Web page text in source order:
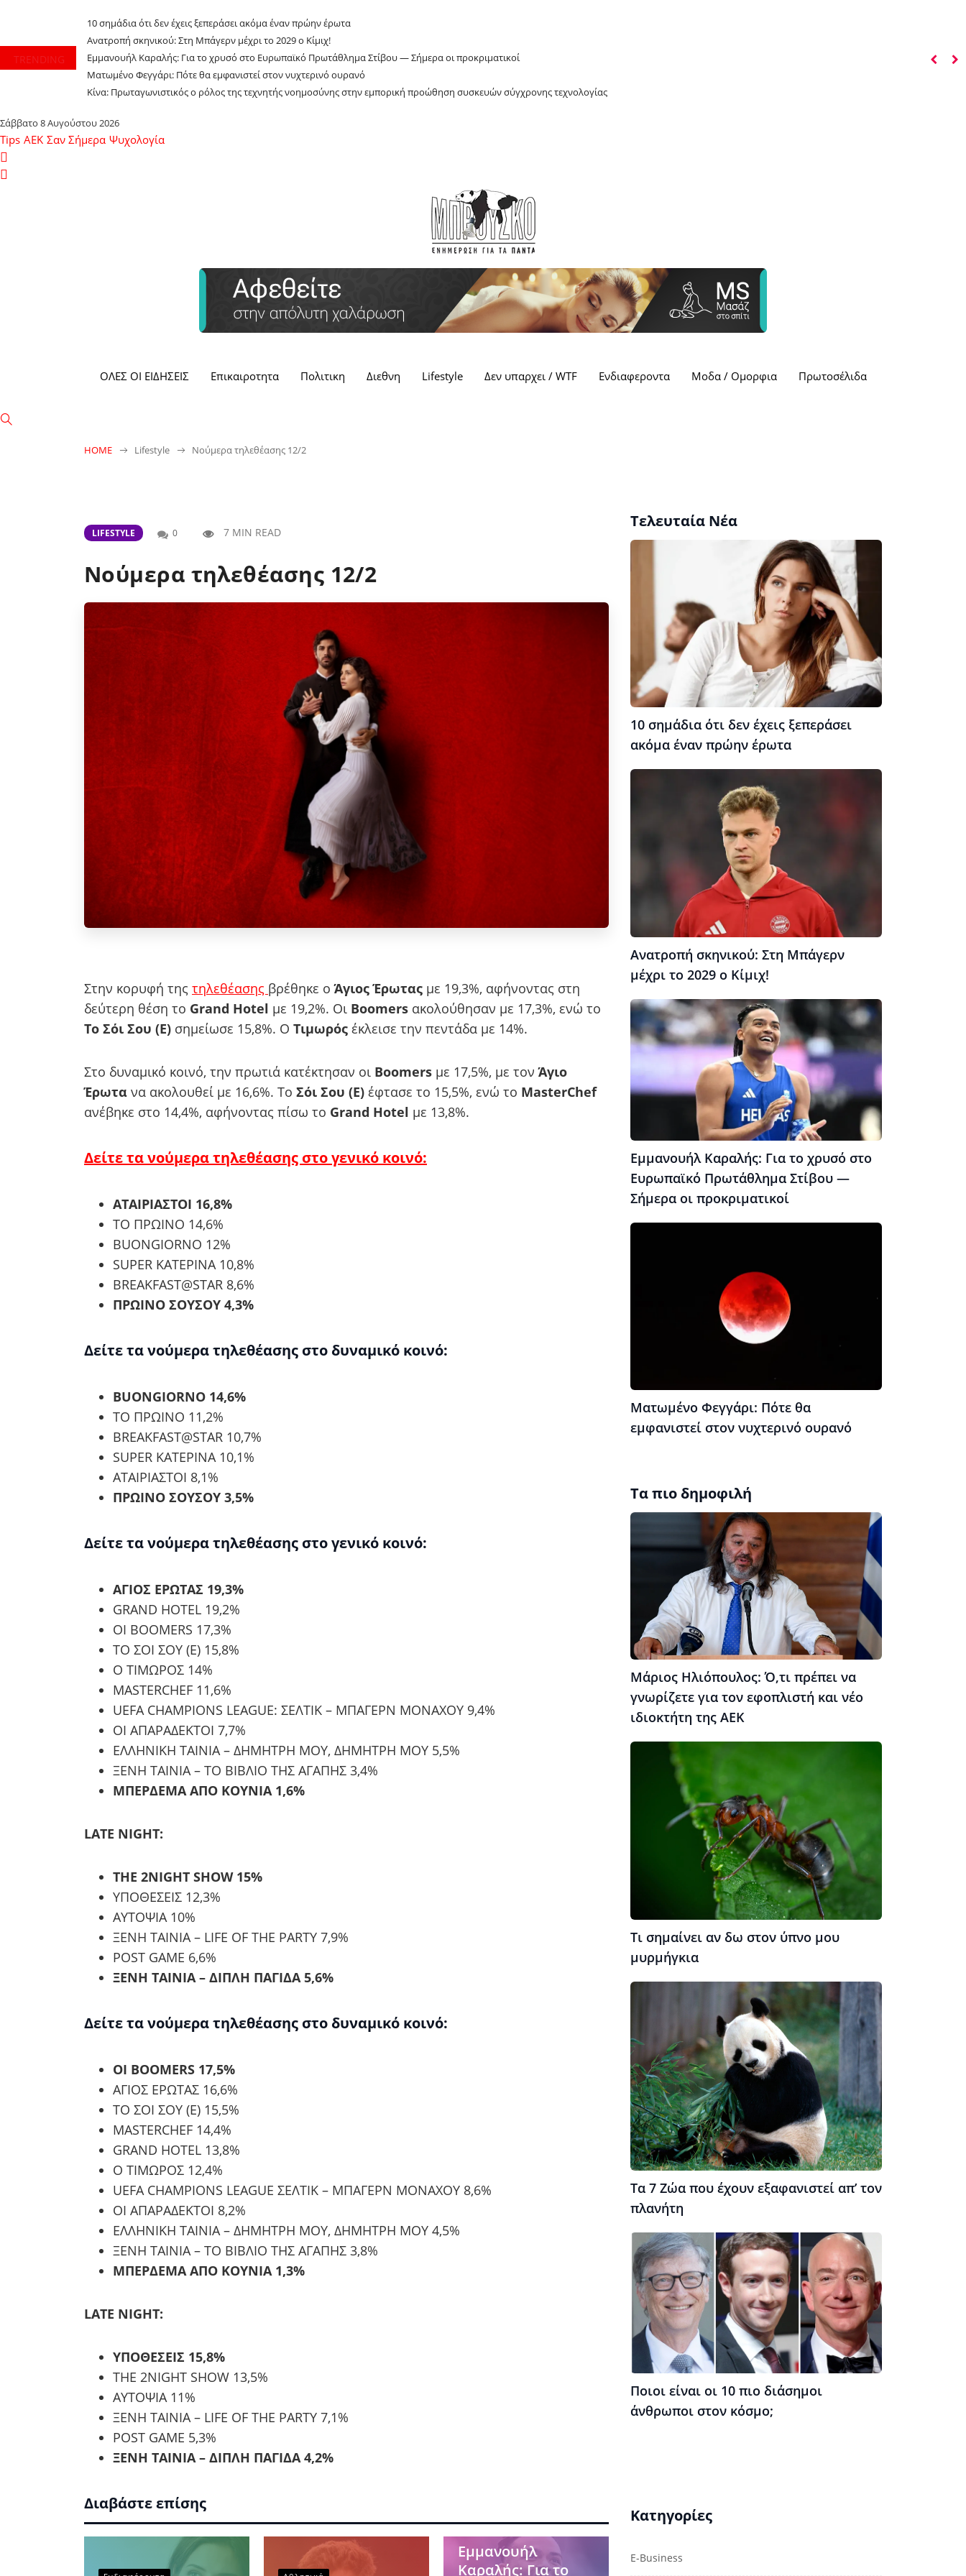
TRENDING
10 σημάδια ότι δεν έχεις ξεπεράσει ακόμα έναν πρώην έρωτα
Ανατροπή σκηνικού: Στη Μπάγερν μέχρι το 2029 ο Κίμιχ!
Εμμανουήλ Καραλής: Για το χρυσό στο Ευρωπαϊκό Πρωτάθλημα Στίβου — Σήμερα οι προκριματικοί
Ματωμένο Φεγγάρι: Πότε θα εμφανιστεί στον νυχτερινό ουρανό
Κίνα: Πρωταγωνιστικός ο ρόλος της τεχνητής νοημοσύνης στην εμπορική προώθηση συσκευών σύγχρονης τεχνολογίας
Σάββατο 8 Αυγούστου 2026
Tips ΑΕΚ Σαν Σήμερα Ψυχολογία
ΟΛΕΣ ΟΙ ΕΙΔΗΣΕΙΣ Επικαιροτητα Πολιτικη Διεθνη Lifestyle Δεν υπαρχει / WTF Ενδιαφεροντα Μοδα / Ομορφια Πρωτοσέλιδα
HOME Lifestyle Νούμερα τηλεθέασης 12/2
LIFESTYLE 0 7 MIN READ
Νούμερα τηλεθέασης 12/2
Στην κορυφή της τηλεθέασης βρέθηκε οΆγιος Έρωτας με 19,3%, αφήνοντας στη
δεύτερη θέση το Grand Hotel με 19,2%. Οι Boomers ακολούθησαν με 17,3%, ενώ το
Τo Σόι Σου (Ε) σημείωσε 15,8%. Ο Τιμωρός έκλεισε την πεντάδα με 14%.
Στο δυναμικό κοινό, την πρωτιά κατέκτησαν οι Boomers με 17,5%, με τονΆγιο
Έρωτα να ακολουθεί με 16,6%. Το Σόι Σου (Ε) έφτασε το 15,5%, ενώ το MasterChef
ανέβηκε στο 14,4%, αφήνοντας πίσω το Grand Hotel με 13,8%.
Δείτε τα νούμερα τηλεθέασης στο γενικό κοινό:
ΑΤΑΙΡΙΑΣΤΟΙ 16,8%
ΤΟ ΠΡΩΙΝΟ 14,6%
BUONGIORNO 12%
SUPER ΚΑΤΕΡΙΝΑ 10,8%
BREAKFAST@STAR 8,6%
ΠΡΩΙΝΟ ΣΟΥΣΟΥ 4,3%
Δείτε τα νούμερα τηλεθέασης στο δυναμικό κοινό:
BUONGIORNO 14,6%
ΤΟ ΠΡΩΙΝΟ 11,2%
BREAKFAST@STAR 10,7%
SUPER ΚΑΤΕΡΙΝΑ 10,1%
ΑΤΑΙΡΙΑΣΤΟΙ 8,1%
ΠΡΩΙΝΟ ΣΟΥΣΟΥ 3,5%
Δείτε τα νούμερα τηλεθέασης στο γενικό κοινό:
ΑΓΙΟΣ ΕΡΩΤΑΣ 19,3%
GRAND HOTEL 19,2%
ΟΙ BOOMERS 17,3%
ΤΟ ΣΟΙ ΣΟΥ (Ε) 15,8%
Ο ΤΙΜΩΡΟΣ 14%
MASTERCHEF 11,6%
UEFA CHAMPIONS LEAGUE: ΣΕΛΤΙΚ – ΜΠΑΓΕΡΝ ΜΟΝΑΧΟΥ 9,4%
ΟΙ ΑΠΑΡΑΔΕΚΤΟΙ 7,7%
ΕΛΛΗΝΙΚΗ ΤΑΙΝΙΑ – ΔΗΜΗΤΡΗ ΜΟΥ, ΔΗΜΗΤΡΗ ΜΟΥ 5,5%
ΞΕΝΗ ΤΑΙΝΙΑ – ΤΟ ΒΙΒΛΙΟ ΤΗΣ ΑΓΑΠΗΣ 3,4%
ΜΠΕΡΔΕΜΑ ΑΠΟ ΚΟΥΝΙΑ 1,6%
LATE NIGHT:
THE 2NIGHT SHOW 15%
ΥΠΟΘΕΣΕΙΣ 12,3%
ΑΥΤΟΨΙΑ 10%
ΞΕΝΗ ΤΑΙΝΙΑ – LIFE OF THE PARTY 7,9%
POST GAME 6,6%
ΞΕΝΗ ΤΑΙΝΙΑ – ΔΙΠΛΗ ΠΑΓΙΔΑ 5,6%
Δείτε τα νούμερα τηλεθέασης στο δυναμικό κοινό:
ΟΙ BOOMERS 17,5%
ΑΓΙΟΣ ΕΡΩΤΑΣ 16,6%
ΤΟ ΣΟΙ ΣΟΥ (Ε) 15,5%
MASTERCHEF 14,4%
GRAND HOTEL 13,8%
Ο ΤΙΜΩΡΟΣ 12,4%
UEFA CHAMPIONS LEAGUE ΣΕΛΤΙΚ – ΜΠΑΓΕΡΝ ΜΟΝΑΧΟΥ 8,6%
ΟΙ ΑΠΑΡΑΔΕΚΤΟΙ 8,2%
ΕΛΛΗΝΙΚΗ ΤΑΙΝΙΑ – ΔΗΜΗΤΡΗ ΜΟΥ, ΔΗΜΗΤΡΗ ΜΟΥ 4,5%
ΞΕΝΗ ΤΑΙΝΙΑ – ΤΟ ΒΙΒΛΙΟ ΤΗΣ ΑΓΑΠΗΣ 3,8%
ΜΠΕΡΔΕΜΑ ΑΠΟ ΚΟΥΝΙΑ 1,3%
LATE NIGHT:
ΥΠΟΘΕΣΕΙΣ 15,8%
THE 2NIGHT SHOW 13,5%
ΑΥΤΟΨΙΑ 11%
ΞΕΝΗ ΤΑΙΝΙΑ – LIFE OF THE PARTY 7,1%
POST GAME 5,3%
ΞΕΝΗ ΤΑΙΝΙΑ – ΔΙΠΛΗ ΠΑΓΙΔΑ 4,2%
Διαβάστε επίσης
Αθλητικά
Εμμανουήλ
Καραλής: Για το
Τελευταία Νέα
10 σημάδια ότι δεν έχεις ξεπεράσει
ακόμα έναν πρώην έρωτα
Ανατροπή σκηνικού: Στη Μπάγερν
μέχρι το 2029 ο Κίμιχ!
Εμμανουήλ Καραλής: Για το χρυσό στο
Ευρωπαϊκό Πρωτάθλημα Στίβου —
Σήμερα οι προκριματικοί
Ματωμένο Φεγγάρι: Πότε θα
εμφανιστεί στον νυχτερινό ουρανό
Τα πιο δημοφιλή
Μάριος Ηλιόπουλος: Ό,τι πρέπει να
γνωρίζετε για τον εφοπλιστή και νέο
ιδιοκτήτη της ΑΕΚ
Τι σημαίνει αν δω στον ύπνο μου
μυρμήγκια
Τα 7 Ζώα που έχουν εξαφανιστεί απ’ τον
πλανήτη
Ποιοι είναι οι 10 πιο διάσημοι
άνθρωποι στον κόσμο;
Κατηγορίες
E-Business